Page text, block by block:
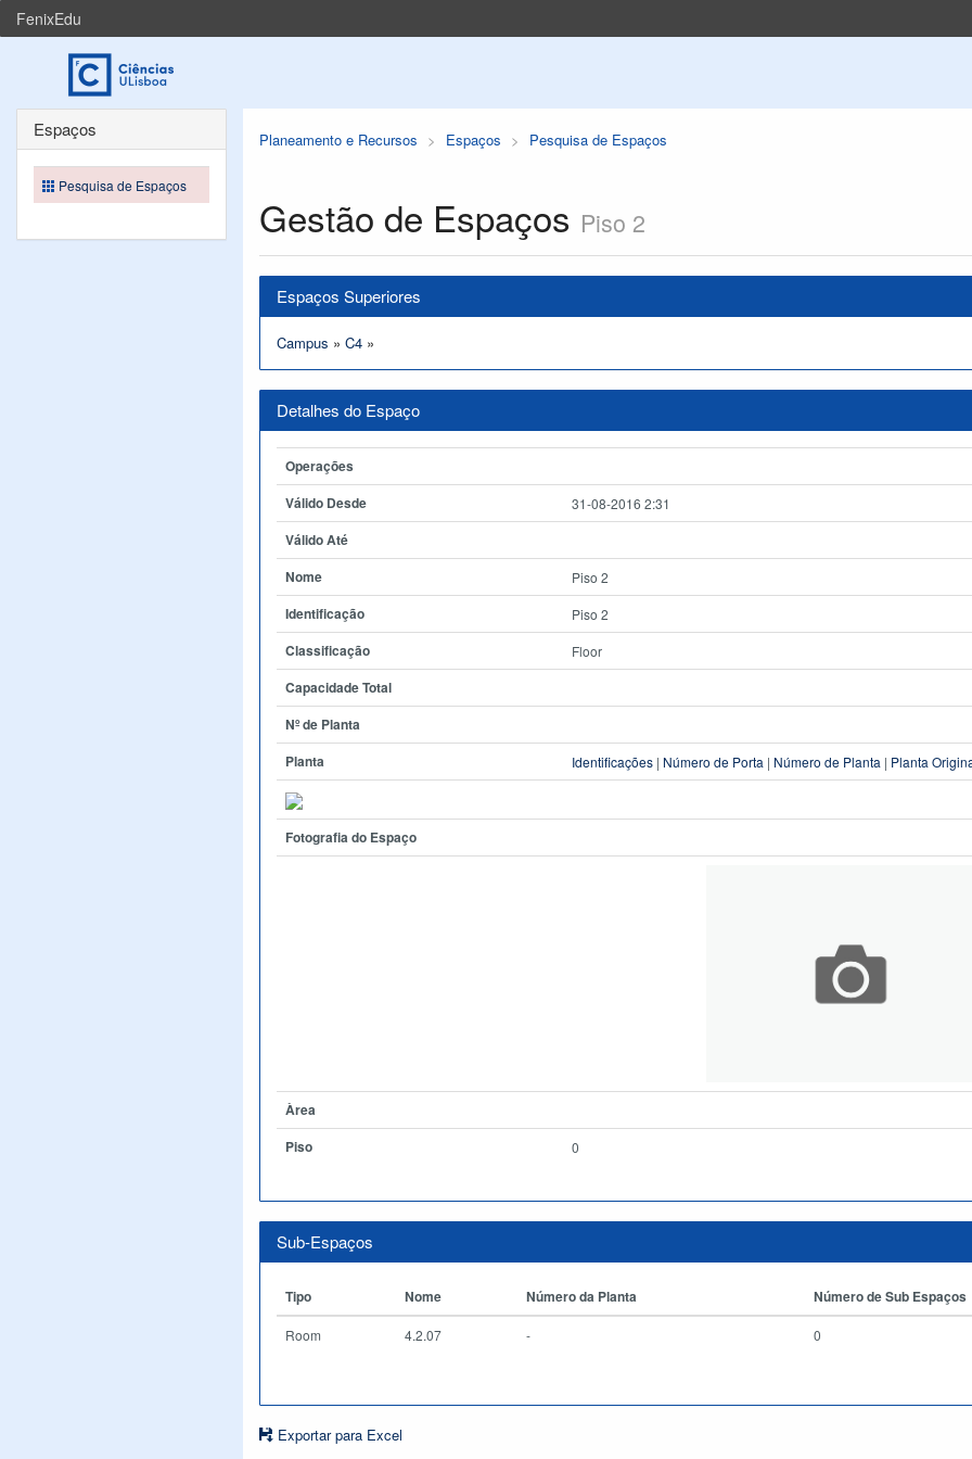
FenixEdu
Planeamento e Recursos Espaços Pesquisa de Espaços
Gestão de Espaços Piso 2
Espaços Superiores
Campus » C4 »
Detalhes do Espaço
Operações
Válido Desde
31-08-2016 2:31
Válido Até
Nome
Piso 2
Identificação Piso 2
Classificação Floor
Capacidade Total
Nº de Planta
Planta
Identificações | Número de Porta | Número de Planta | Planta
Fotografia do Espaço
Àrea
Piso
0
Sub-Espaços
Tipo Nome Número da Planta Número de Sub Espaços
Room 4.2.07 - 0
Exportar para Excel
Espaços
Pesquisa de Espaços